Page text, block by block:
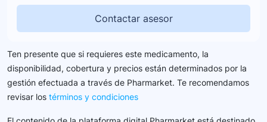
Contactar asesor
Ten presente que si requieres este medicamento, la
disponibilidad, cobertura y precios están determinados por la
gestión efectuada a través de Pharmarket. Te recomendamos
revisar los términos y condiciones